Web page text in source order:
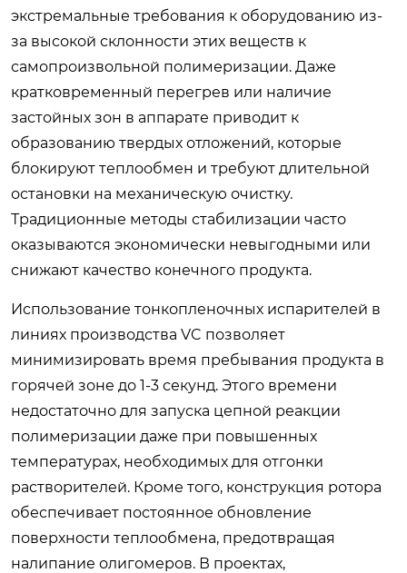
экстремальные требования к оборудованию из-
за высокой склонности этих веществ к
самопроизвольной полимеризации. Даже
кратковременный перегрев или наличие
застойных зон в аппарате приводит к
образованию твердых отложений, которые
блокируют теплообмен и требуют длительной
остановки на механическую очистку.
Традиционные методы стабилизации часто
оказываются экономически невыгодными или
снижают качество конечного продукта.
Использование тонкопленочных испарителей в
линиях производства VC позволяет
минимизировать время пребывания продукта в
горячей зоне до 1-3 секунд. Этого времени
недостаточно для запуска цепной реакции
полимеризации даже при повышенных
температурах, необходимых для отгонки
растворителей. Кроме того, конструкция ротора
обеспечивает постоянное обновление
поверхности теплообмена, предотвращая
налипание олигомеров. В проектах,